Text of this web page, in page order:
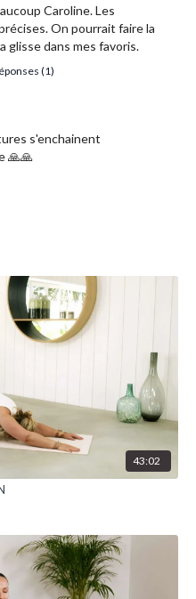
Caroline. Les
On pourrait faire la
glisse dans mes favoris.
(1)
s'enchainent
🙏🙏
43:02